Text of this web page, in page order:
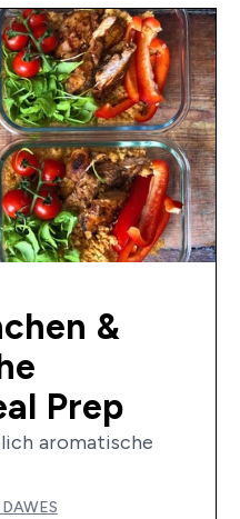
&
Prep
aromatische